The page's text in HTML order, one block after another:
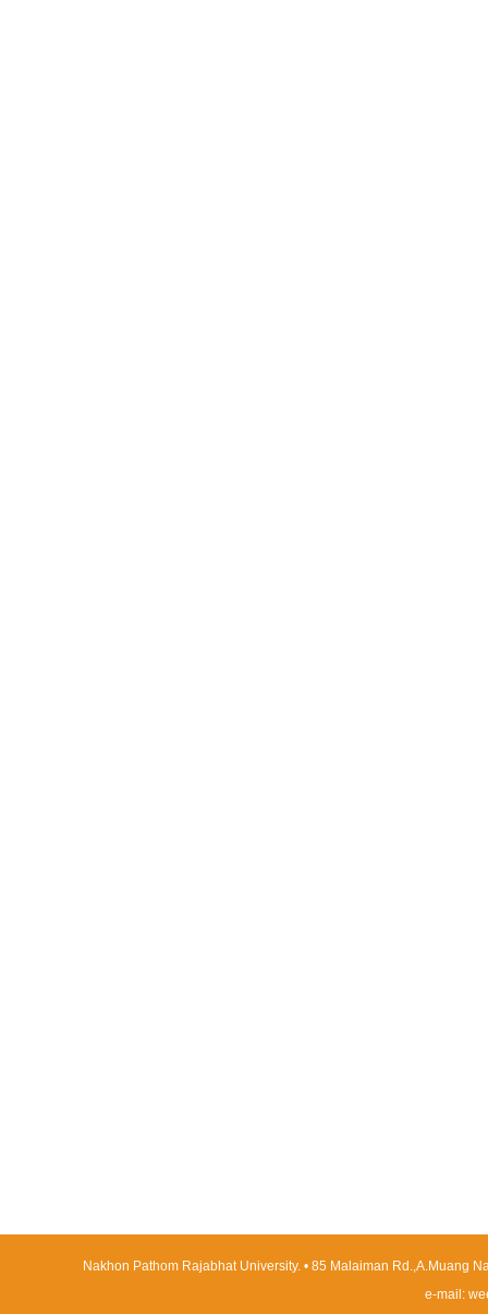
Nakhon Pathom Rajabhat University. • 85 Malaiman Rd.,A.Muang
e-mail: